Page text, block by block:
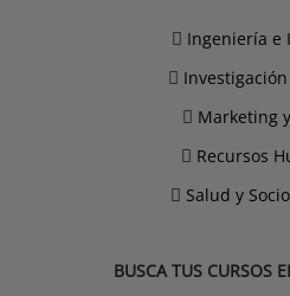
Ingeniería e
Marketing
Recursos
Salud y
BUSCA TUS CURSOS